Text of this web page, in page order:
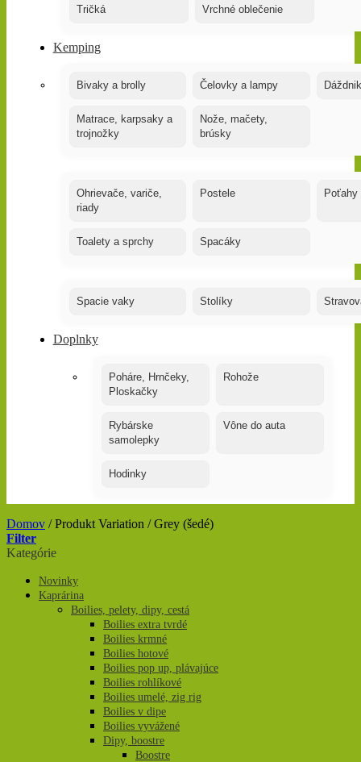
Tričká Vrchné oblečenie
Kemping
Bivaky a brolly Čelovky a lampy
Matrace, karpsaky a
trojnožky
Nože, mačety,
brúsky
Ohrievače, variče,
riady
Postele Poťahy
Toalety a sprchy Spacáky
Spacie vaky Stolíky
Doplnky
Poháre, Hrnčeky,
Ploskačky
Rohože
Rybárske
samolepky
Vône do auta
Hodinky
Domov /Produkt Variation /Grey (šedé)
Filter
Kategórie
Novinky
Kaprárina
Boilies, pelety, dipy, cestá
Boilies extra tvrdé
Boilies krmné
Boilies hotové
Boilies pop up, plávajúce
Boilies rohlíkové
Boilies umelé, zig rig
Boilies v dipe
Boilies vyvážené
Dipy, boostre
Boostre